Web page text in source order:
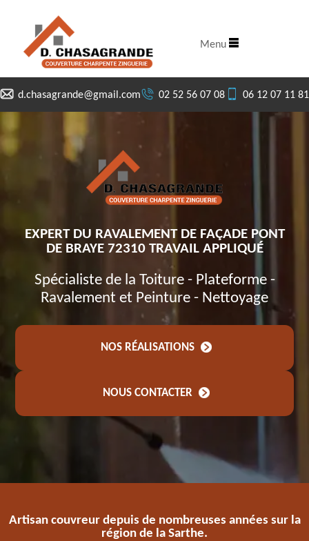
d.chasagrande@gmail.com 02 52 56 07 08 06 12 07 11 81
Menu
EXPERT DU RAVALEMENT DE FAÇADE PONT
DE BRAYE 72310 TRAVAIL APPLIQUÉ
Spécialiste de la Toiture - Plateforme -
Ravalement et Peinture - Nettoyage
NOS RÉALISATIONS
NOUS CONTACTER
Artisan couvreur depuis de nombreuses années sur la
région de la Sarthe.